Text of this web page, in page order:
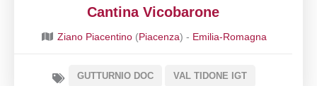
Cantina Vicobarone
Ziano Piacentino(Piacenza) - Emilia-Romagna
GUTTURNIO DOC VAL TIDONE IGT